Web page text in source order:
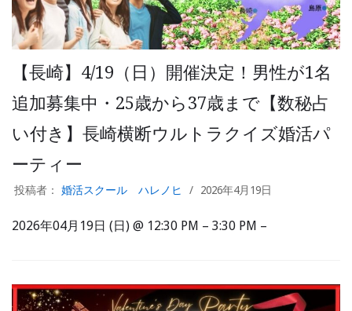
【長崎】4/19（日）開催決定！男性が1名
追加募集中・25歳から37歳まで【数秘占
い付き】長崎横断ウルトラクイズ婚活パ
ーティー
投稿者： 婚活スクール ハレノヒ 2026年4月19日
2026年04月19日 (日) @ 12:30 PM – 3:30 PM –